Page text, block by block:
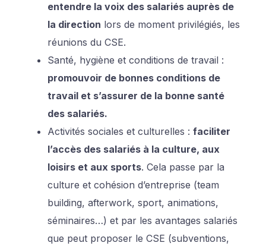
entendre la voix des salariés auprès de
la direction lors de moment privilégiés, les
réunions du CSE.
Santé, hygiène et conditions de travail :
promouvoir de bonnes conditions de
travail et s’assurer de la bonne santé
des salariés.
Activités sociales et culturelles : faciliter
l’accès des salariés à la culture, aux
loisirs et aux sports. Cela passe par la
culture et cohésion d’entreprise (team
building, afterwork, sport, animations,
séminaires…) et par les avantages salariés
que peut proposer le CSE (subventions,